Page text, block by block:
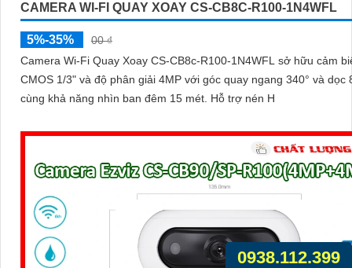
CAMERA WI-FI QUAY XOAY CS-CB8C-R100-1N4WFL
5%-35%
00 ₫
Camera Wi-Fi Quay Xoay CS-CB8c-R100-1N4WFL sở hữu cảm
CMOS 1/3" và độ phân giải 4MP với góc quay ngang 340° và dọc
cùng khả năng nhìn ban đêm 15 mét. Hỗ trợ nén H
0938.112.399